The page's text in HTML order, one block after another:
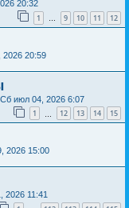
20:32
1 … 9 10 11 12
2026 20:59
Сб июл 04, 2026 6:07
1 12 13 14 15
2026 15:00
2026 11:41